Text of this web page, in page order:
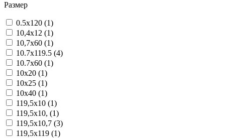
Размер
0.5x120 (1)
10,4x12 (1)
10,7x60 (1)
10.7x119.5 (4)
10.7x60 (1)
10x20 (1)
10x25 (1)
10x40 (1)
119,5x10 (1)
119,5x10, (1)
119,5x10,7 (3)
119,5x119 (1)